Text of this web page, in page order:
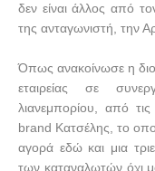
δεν είναι άλλος από
της ανταγωνιστή, την
Όπως ανακοίνωσε η
εταιρείας σε
λιανεμπορίου, από
brand Κατσέλης, το
αγορά εδώ και μια
των καταναλωτών όχι